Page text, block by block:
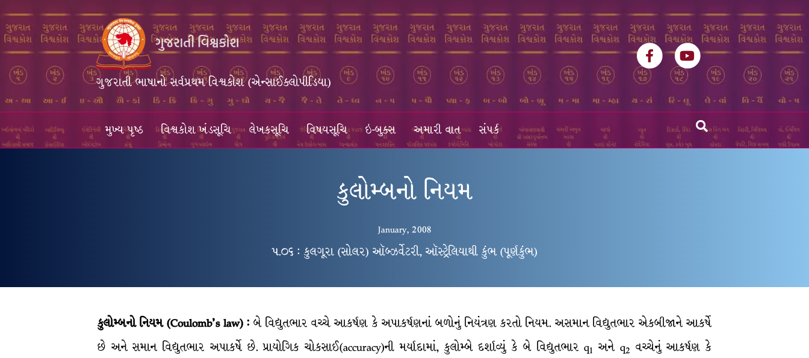
ગુજરાતી ભાષાનો સર્વપ્રથમ વિશ્વકોશ (એન્સાઈક્લોપીડિયા)
FacebookYoutube
મુખ્ય પૃષ્ઠ વિશ્વકોશ ખંડસૂચિ લેખકસૂચિ વિષયસૂચિ ઇ-બુક્સ અમારી વાત સંપર્ક
કુલોમ્બનો નિયમ
January, 2008
૫.૦૬ : કુલગૂરા (સોલર) ઑબ્ઝર્વેટરી, ઑસ્ટ્રેલિયાથી કુંભ (પૂર્ણકુંભ)
કુલોમ્બનો નિયમ (Coulomb’s law) : બે વિદ્યુતભાર વચ્ચે આકર્ષણ કે અપાકર્ષણનાં બળોનું નિયંત્રણ કરતો નિયમ. અસમાન વિદ્યુતભાર એકબીજાને આકર્ષે
છે અને સમાન વિદ્યુતભાર અપાકર્ષે છે. પ્રાયોગિક ચોકસાઈ(accuracy)ની મર્યાદામાં, કુલોમ્બે દર્શાવ્યું કે બે વિદ્યુતભાર q1 અને q2 વચ્ચેનું આકર્ષણ કે